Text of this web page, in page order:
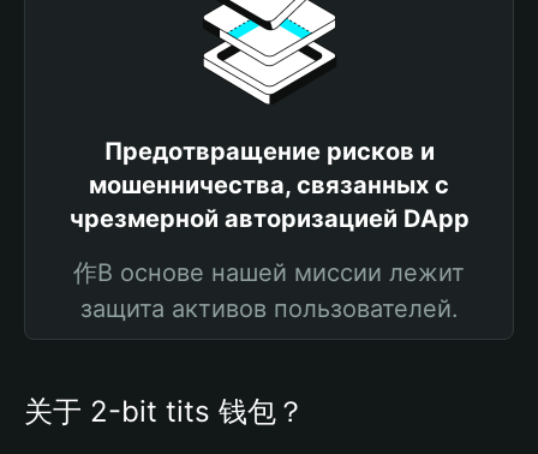
Предотвращение рисков и
мошенничества, связанных с
чрезмерной авторизацией DApp
作В основе нашей миссии лежит
защита активов пользователей.
关于 2-bit tits 钱包？